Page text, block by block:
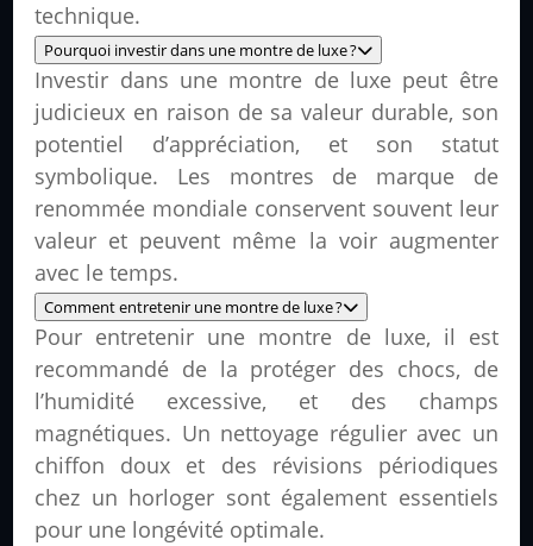
technique.
Pourquoi investir dans une montre de luxe ?
Investir dans une montre de luxe peut être
judicieux en raison de sa valeur durable, son
potentiel d’appréciation, et son statut
symbolique. Les montres de marque de
renommée mondiale conservent souvent leur
valeur et peuvent même la voir augmenter
avec le temps.
Comment entretenir une montre de luxe ?
Pour entretenir une montre de luxe, il est
recommandé de la protéger des chocs, de
l’humidité excessive, et des champs
magnétiques. Un nettoyage régulier avec un
chiffon doux et des révisions périodiques
chez un horloger sont également essentiels
pour une longévité optimale.